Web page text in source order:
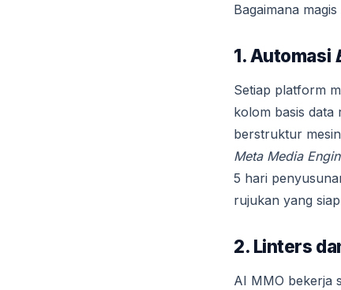
Bagaimana
1. Automasi
Setiap platform
kolom basis data
berstruktur
Meta Media
5 hari
rujukan yang
2. Linters
AI MMO bekerja